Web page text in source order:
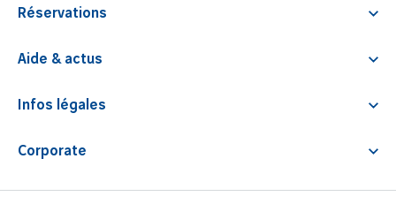
Vol Lyon Faro
Vol Lyon Malte
Enfant voyageant seul
Service Premium
Réservations
Accès salon
Aide & actus
Infos légales
CGV store.lyonaeroports.com
Corporate